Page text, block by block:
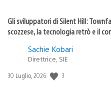
Gli sviluppatori di Silent Hill:
scozzese, la tecnologia retrò e il
Sachie Kobari
Direttrice, SIE
Data
30 Luglio, 2026 3